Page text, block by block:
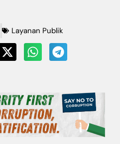
Layanan Publik